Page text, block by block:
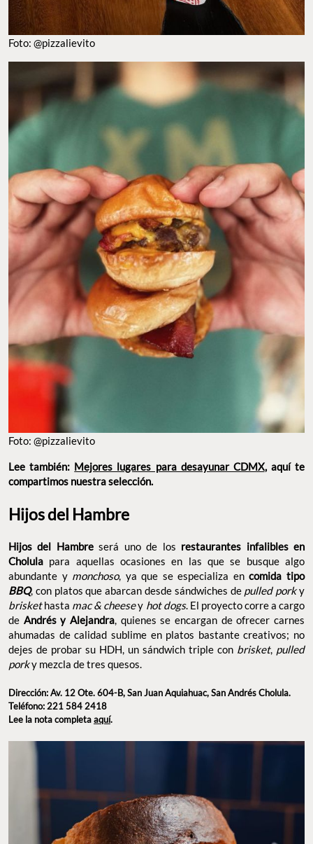
Foto: @pizzalievito
Foto: @pizzalievito
Lee también: Mejores lugares para desayunar CDMX, aquí te
compartimos nuestra selección.
Hijos del Hambre
Hijos del Hambreserá uno de los restaurantes infalibles en
Cholula para aquellas ocasiones en las que se busque algo
abundante y monchoso, ya que se especializa encomida tipo
BBQ, con platos que abarcan desde sándwiches de pulled porky
briskethasta mac & cheesey hot dogs. El proyecto corre a cargo
de Andrés y Alejandra, quienes se encargan de ofrecer carnes
ahumadas de calidad sublime en platos bastante creativos; no
dejes de probar su HDH, un sándwich triple con brisket, pulled
porky mezcla de tres quesos.
Dirección: Av. 12 Ote. 604-B, San Juan Aquiahuac, San Andrés Cholula.
Teléfono: 221 584 2418
Lee la nota completaaquí.